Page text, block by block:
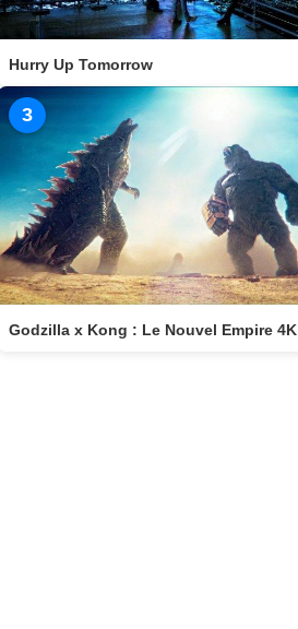
Hurry Up Tomorrow
3
Godzilla x Kong : Le Nouvel Empire 4K